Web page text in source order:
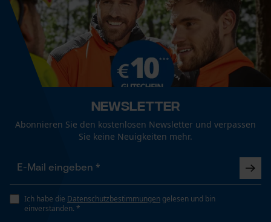
Newsletter
Abonnieren Sie den kostenlosen Newsletter und verpassen
Sie keine Neuigkeiten mehr.
Ich habe die Datenschutzbestimmungen gelesen und bin
einverstanden. *
Econda Analytics
Mouseflow Web Analytics Tool
Fact-Finder Tracking
Loop54 Personalization
Personalisierte Startseite
Gespeicherter Warenkorb
Persönliche Begrüßung